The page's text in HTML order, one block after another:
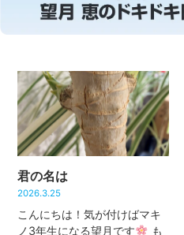
君の名は
2026.3.25
こんにちは！気が付けばマキ
ノ3年生になる望月です
も